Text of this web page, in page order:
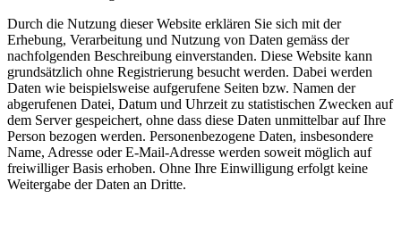
Durch die Nutzung dieser Website erklären Sie sich mit der
Erhebung, Verarbeitung und Nutzung von Daten gemäss der
nachfolgenden Beschreibung einverstanden. Diese Website kann
grundsätzlich ohne Registrierung besucht werden. Dabei werden
Daten wie beispielsweise aufgerufene Seiten bzw. Namen der
abgerufenen Datei, Datum und Uhrzeit zu statistischen Zwecken auf
dem Server gespeichert, ohne dass diese Daten unmittelbar auf Ihre
Person bezogen werden. Personenbezogene Daten, insbesondere
Name, Adresse oder E-Mail-Adresse werden soweit möglich auf
freiwilliger Basis erhoben. Ohne Ihre Einwilligung erfolgt keine
Weitergabe der Daten an Dritte.